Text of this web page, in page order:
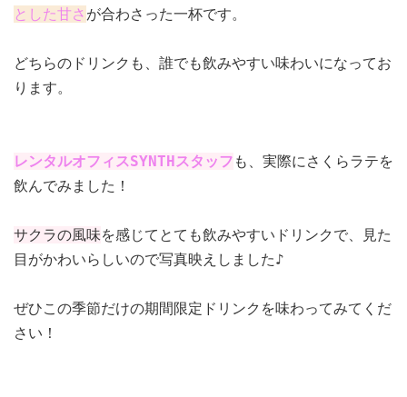
とした甘さ が合わさった一杯です。
どちらのドリンクも、誰でも飲みやすい味わいになってお
ります。
レンタルオフィスSYNTHスタッフ も、実際にさくらラテを
飲んでみました！
サクラの風味を感じてとても飲みやすいドリンクで、
見た
目がかわいらしいので写真映えしました♪
ぜひこの季節だけの期間限定ドリンクを味わってみてくだ
さい！